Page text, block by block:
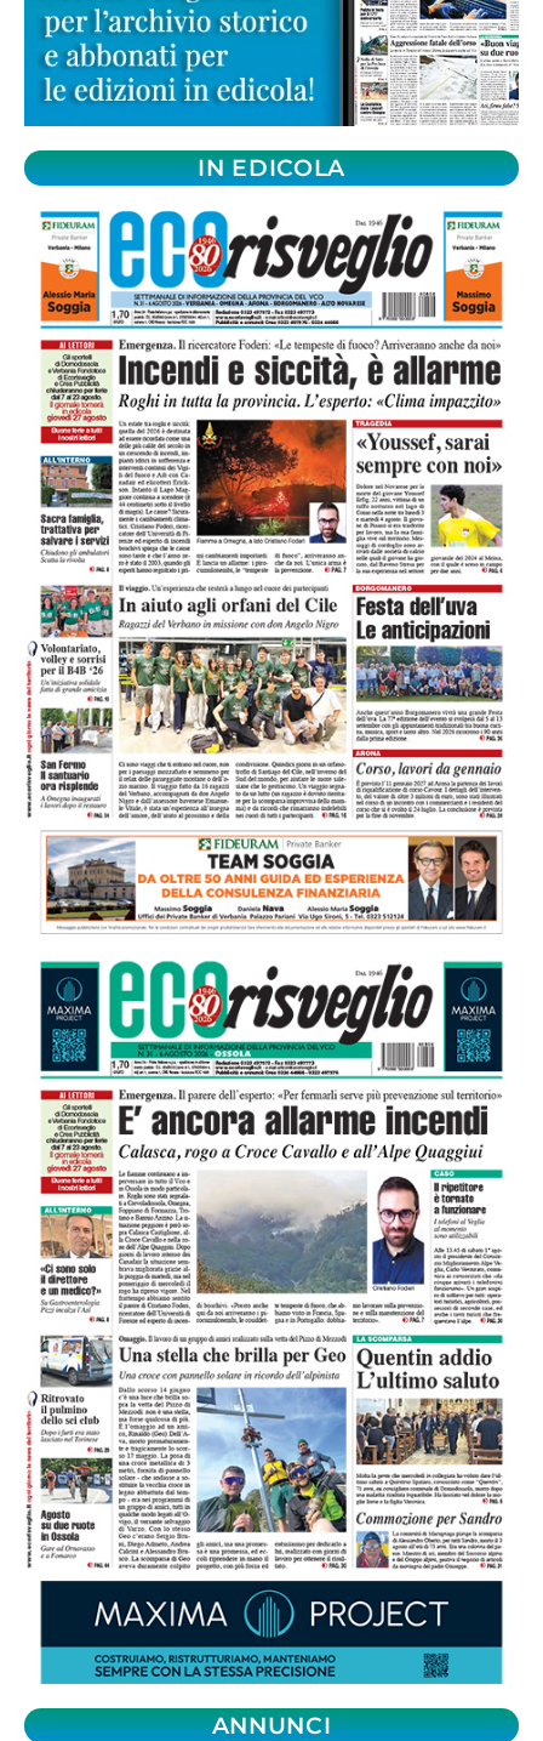
IN EDICOLA
ANNUNCI